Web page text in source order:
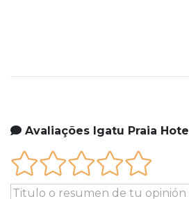
Avaliações Igatu Praia Hotel